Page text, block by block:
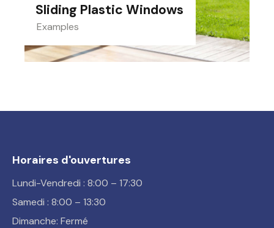
Sliding Plastic Windows
Examples
Horaires d'ouvertures
Lundi-Vendredi : 8:00 – 17:30
Samedi : 8:00 – 13:30
Dimanche: Fermé